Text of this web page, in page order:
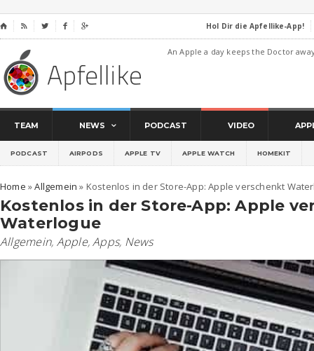
⌂     Hol Dir die Apfellike-App!
An Apple a day keeps the Doctor
TEAM NEWS PODCAST VIDEO
PODCAST AIRPODS APPLE TV APPLE WATCH HOMEKIT
Home »Allgemein » Kostenlos in der Store-App: Apple verschenkt
Kostenlos in der Store-App: Apple
Waterlogue
Allgemein, Apple,Apps, News